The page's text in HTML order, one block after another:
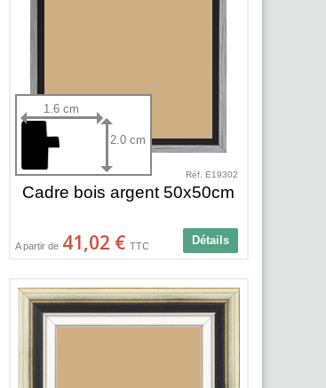
1.6 cm
2.0 cm
Réf. E19302
Cadre bois argent 50x50cm
Détails
A partir de 41,02 € TTC